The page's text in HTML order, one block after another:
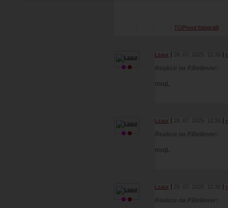
TOPnout fotografii
Lsaur 28. 07. 2025 12:30
mvqL
Lsaur 28. 07. 2025 12:30
mvqL
Lsaur 28. 07. 2025 12:30